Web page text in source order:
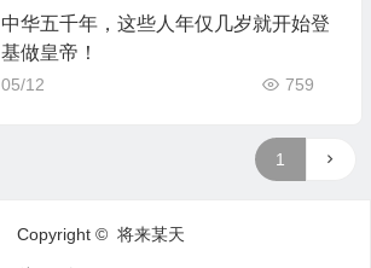
中华五千年，这些人年仅几岁就开始登
基做皇帝！
05/12 759
Copyright © 将来某天